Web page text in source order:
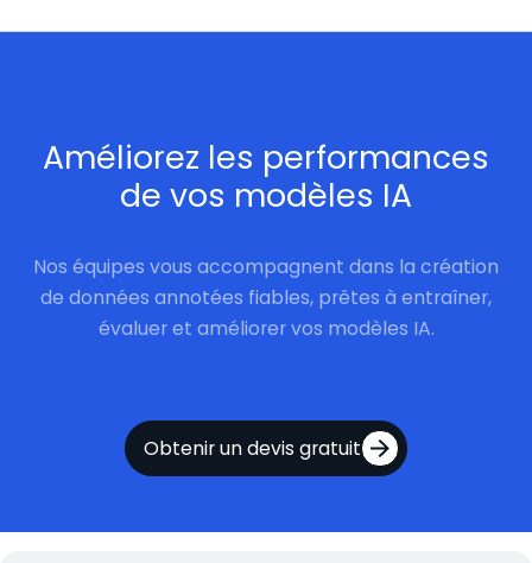
Améliorez les performances
de vos modèles IA
Nos équipes vous accompagnent dans la création
de données annotées fiables, prêtes à entraîner,
évaluer et améliorer vos modèles IA.
Obtenir un devis gratuit